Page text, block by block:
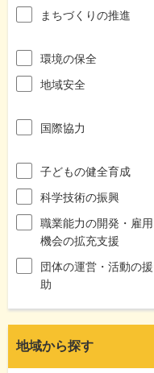
まちづくりの推進
環境の保全
地域安全
国際協力
子どもの健全育成
科学技術の振興
職業能力の開発・雇用
機会の拡充支援
団体の運営・活動の援
助
地域から探す